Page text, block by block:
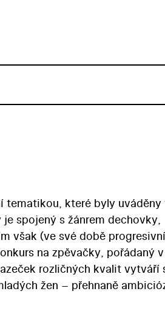
tematikou, které byly uváděny
spojený s žánrem dechovky,
však (ve své době
na zpěvačky, pořádaný v
rozličných kvalit vytváří
žen – přehnaně